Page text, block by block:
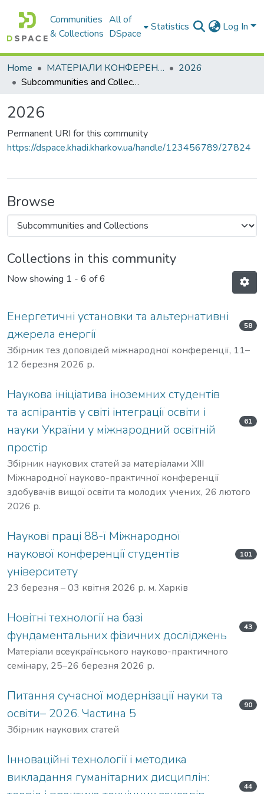
Communities
& Collections
All of
DSpace
Statistics Log In
Home МАТЕРІАЛИ КОНФЕРЕНЦІЙ
2026
Subcommunities and Collections
2026
Permanent URI for this community
https://dspace.khadi.kharkov.ua/handle/123456789/27824
Browse
Collections in this community
Now showing 1 - 6 of 6
Енергетичні установки та альтернативні
джерела енергії
58
Збірник тез доповідей міжнародної конференції, 11–
12 березня 2026 р.
Наукова ініціатива іноземних студентів
та аспірантів у світі інтеграції освіти і
науки України у міжнародний освітній
простір
61
Збірник наукових статей за матеріалами ХIIІ
Міжнародної науково-практичної конференції
здобувачів вищої освіти та молодих учених, 26 лютого
2026 р.
Наукові праці 88-ї Міжнародної
наукової конференції студентів
університету
101
23 березня – 03 квітня 2026 р. м. Харків
Новітні технології на базі
фундаментальних фізичних досліджень
43
Матеріали всеукраїнського науково-практичного
семінару, 25–26 березня 2026 р.
Питання сучасної модернізації науки та
освіти– 2026. Частина 5
90
Збірник наукових статей
Інноваційні технології і методика
викладання гуманітарних дисциплін:
44